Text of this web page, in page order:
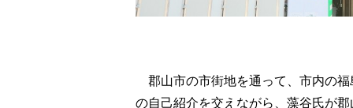
郡山市の市街地を通って、市内の
の自己紹介を交えながら、藻谷氏が